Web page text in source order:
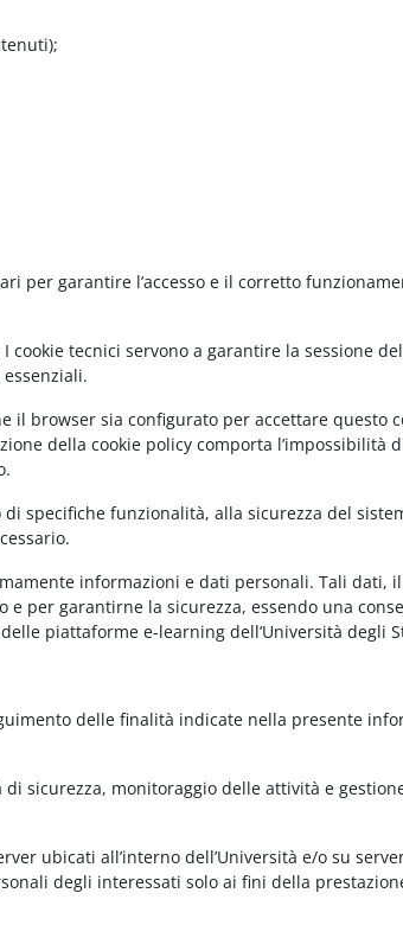
per garantire l’accesso e il corretto
tecnici servono a garantire la sessione
il browser sia configurato per accettare questo
della cookie policy comporta l’impossibilità
funzionalità, alla sicurezza del
informazioni e dati personali. Tali dati,
per garantirne la sicurezza, essendo una
piattaforme e-learning dell’Università degli
delle finalità indicate nella presente
sicurezza, monitoraggio delle attività e
ubicati all’interno dell’Università e/o su
degli interessati solo ai fini della